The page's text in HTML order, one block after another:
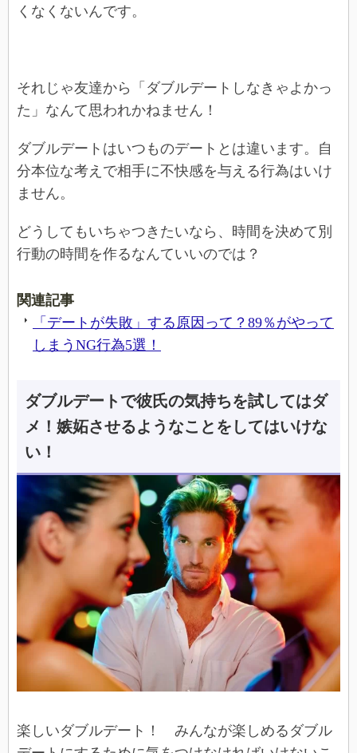
くなくないんです。
それじゃ友達から「ダブルデートしなきゃよかっ
た」なんて思われかねません！
ダブルデートはいつものデートとは違います。自
分本位な考えで相手に不快感を与える行為はいけ
ません。
どうしてもいちゃつきたいなら、時間を決めて別
行動の時間を作るなんていいのでは？
関連記事
「デートが失敗」する原因って？89％がやって
しまうNG行為5選！
ダブルデートで彼氏の気持ちを試してはダ
メ！嫉妬させるようなことをしてはいけな
い！
楽しいダブルデート！ みんなが楽しめるダブル